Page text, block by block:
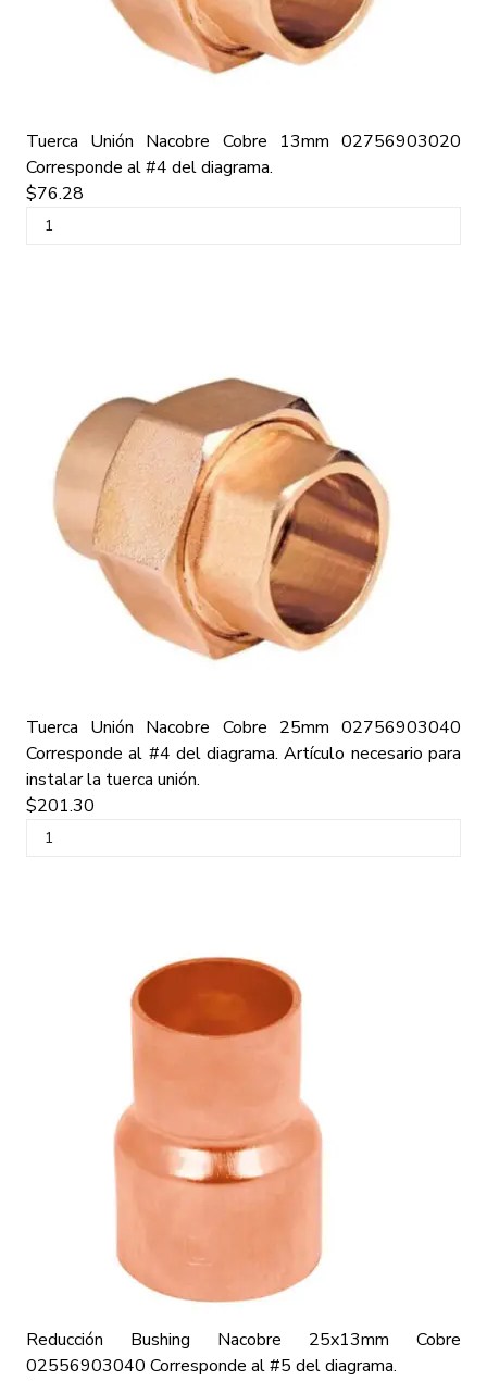
Tuerca Unión Nacobre Cobre 13mm 02756903020
Corresponde al #4 del diagrama.
$76.28
Tuerca Unión Nacobre Cobre 25mm 02756903040
Corresponde al #4 del diagrama. Artículo necesario para
instalar la tuerca unión.
$201.30
Reducción Bushing Nacobre 25x13mm Cobre
02556903040 Corresponde al #5 del diagrama.